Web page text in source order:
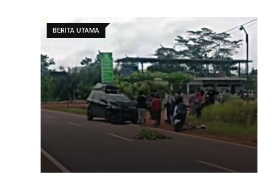
BERITA UTAMA